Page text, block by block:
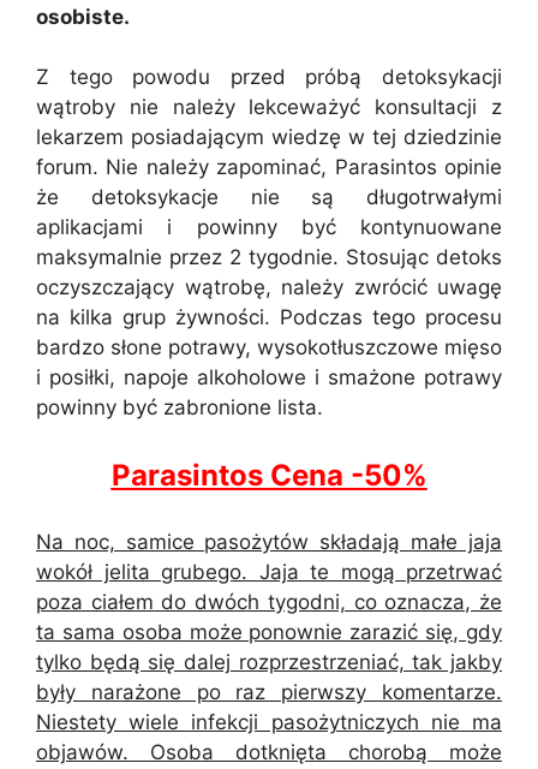
osobiste.
Z tego powodu przed próbą detoksykacji
wątroby nie należy lekceważyć konsultacji z
lekarzem posiadającym wiedzę w tej dziedzinie
forum. Nie należy zapominać, Parasintos opinie
że detoksykacje nie są długotrwałymi
aplikacjami i powinny być kontynuowane
maksymalnie przez 2 tygodnie. Stosując detoks
oczyszczający wątrobę, należy zwrócić uwagę
na kilka grup żywności. Podczas tego procesu
bardzo słone potrawy, wysokotłuszczowe mięso
i posiłki, napoje alkoholowe i smażone potrawy
powinny być zabronione lista.
Parasintos Cena -50%
Na noc, samice pasożytów składają małe jaja
wokół jelita grubego. Jaja te mogą przetrwać
poza ciałem do dwóch tygodni, co oznacza, że
ta sama osoba może ponownie zarazić się, gdy
tylko będą się dalej rozprzestrzeniać, tak jakby
były narażone po raz pierwszy komentarze.
Niestety wiele infekcji pasożytniczych nie ma
objawów. Osoba dotknięta chorobą może